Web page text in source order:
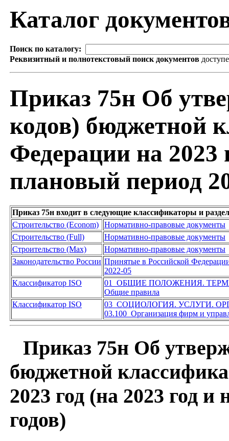
Каталог
Поиск по каталогу:
Реквизитный и полнотекстовый поиск документов
Приказ 75н Об
кодов) бюджетной
Федерации на 2023
плановый период
Приказ 75н входит в следующие классификаторы и
Строительство (Econom)
Нормативно-правовые документы
Строительство (Full)
Нормативно-правовые документы
Строительство (Max)
Нормативно-правовые документы
Законодательство России Принятые в Российской
2022-05
Классификатор ISO
01 ОБЩИЕ ПОЛОЖЕНИЯ.
Общие правила
Классификатор ISO
03 СОЦИОЛОГИЯ. УСЛУГИ.
03.100 Организация фирм и
Приказ 75н Об
бюджетной
2023 год (на 2023 год
годов)